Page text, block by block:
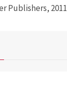
Publishers, 2011